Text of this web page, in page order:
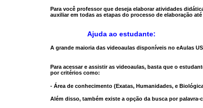
Para você professor que deseja elaborar atividades
auxiliar em todas as etapas do processo de elaboração
Ajuda ao estudante:
A grande maioria das videoaulas disponíveis no eAulas
Para acessar e assistir as videoaulas, basta que o
por critérios como:
- Área de conhecimento (Exatas, Humanidades, e
Além disso, também existe a opção da busca por